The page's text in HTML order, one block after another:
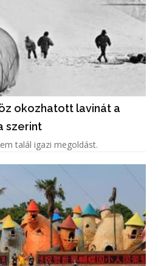
okozhatott lavinát a
szerint
talál igazi megoldást.